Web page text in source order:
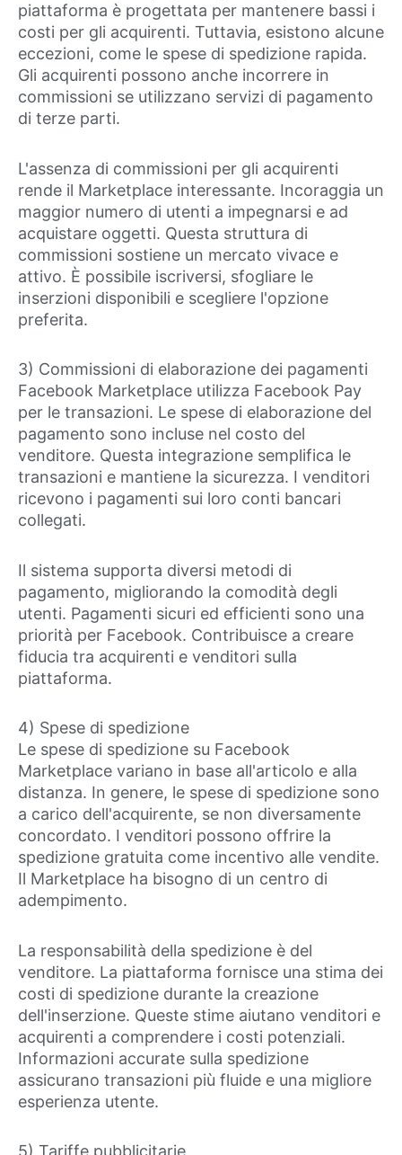
piattaforma è progettata per mantenere bassi i
costi per gli acquirenti. Tuttavia, esistono alcune
eccezioni, come le spese di spedizione rapida.
Gli acquirenti possono anche incorrere in
commissioni se utilizzano servizi di pagamento
di terze parti.
L'assenza di commissioni per gli acquirenti
rende il Marketplace interessante. Incoraggia un
maggior numero di utenti a impegnarsi e ad
acquistare oggetti. Questa struttura di
commissioni sostiene un mercato vivace e
attivo. È possibile iscriversi, sfogliare le
inserzioni disponibili e scegliere l'opzione
preferita.
3) Commissioni di elaborazione dei pagamenti
Facebook Marketplace utilizza Facebook Pay
per le transazioni. Le spese di elaborazione del
pagamento sono incluse nel costo del
venditore. Questa integrazione semplifica le
transazioni e mantiene la sicurezza. I venditori
ricevono i pagamenti sui loro conti bancari
collegati.
Il sistema supporta diversi metodi di
pagamento, migliorando la comodità degli
utenti. Pagamenti sicuri ed efficienti sono una
priorità per Facebook. Contribuisce a creare
fiducia tra acquirenti e venditori sulla
piattaforma.
4) Spese di spedizione
Le spese di spedizione su Facebook
Marketplace variano in base all'articolo e alla
distanza. In genere, le spese di spedizione sono
a carico dell'acquirente, se non diversamente
concordato. I venditori possono offrire la
spedizione gratuita come incentivo alle vendite.
Il Marketplace ha bisogno di un centro di
adempimento.
La responsabilità della spedizione è del
venditore. La piattaforma fornisce una stima dei
costi di spedizione durante la creazione
dell'inserzione. Queste stime aiutano venditori e
acquirenti a comprendere i costi potenziali.
Informazioni accurate sulla spedizione
assicurano transazioni più fluide e una migliore
esperienza utente.